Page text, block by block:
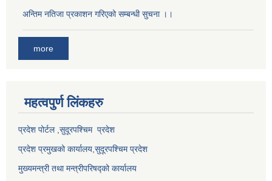
अन्तिम नतिजा प्रकाशन गरिएको सम्बन्धी सुचना ।।
more
महत्वपुर्ण लि‌ंकहरु
प्रदेश पोर्टल ,सुदूरपश्चिम प्रदेश
प्रदेश प्रमुखको कार्यालय, सुदूरपश्चिमप्रदेश
मुख्यमन्त्री तथा मन्त्रीपरिषद्को कार्यालय